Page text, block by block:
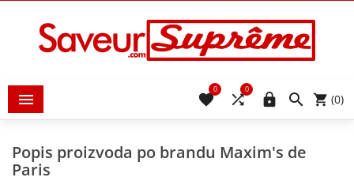
  (0)


0

0
Popis proizvoda po brandu Maxim's de
Paris